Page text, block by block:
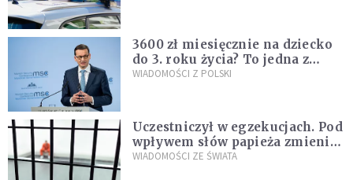
3600 zł miesięcznie na dziecko
do 3. roku życia? To jedna z
propozycji programu "Rozwój
WIADOMOŚCI Z POLSKI
Uczestniczył w egzekucjach. Pod
wpływem słów papieża zmienił
zdanie
WIADOMOŚCI ZE ŚWIATA